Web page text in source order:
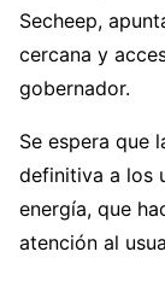
Secheep,
cercana y
gobernador.
Se espera que
definitiva a los
energía, que
atención al